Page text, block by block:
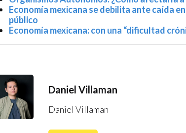
Economía mexicana se debilita ante caída
público
Economía mexicana: con una “dificultad
Daniel Villaman
Daniel Villaman